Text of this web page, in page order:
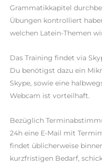
Grammatikkapitel
Übungen kontrolliert
welchen Latein-Themen
Das Training findet via
Du benötigst dazu ein
Skype, sowie eine
Webcam ist vorteilhaft.
Bezüglich
24h eine E-Mail mit
findet üblicherweise
kurzfristigen Bedarf,